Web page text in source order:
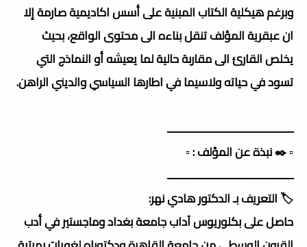
وبرغم هيكلية الكتاب المبنية على أسس اكاديمية صارمة إلا
ان عبقرية المؤلف تنقل بناءه الى محتوى الواقع، بحيث
يخلص القارئ الى مقاربة حالية لما يعيشه أو النماذج التي
تسود في حياته ولاسيما في اطارها السياسي والديني الراهن.
ــــــــــــــــــــــــــــــــــــــــــــــ
▫️ ✒️ نبذة عن المؤلف : ▫️
ــــــــــــــــــــــــــــــــــــــــــــــ
🏷️ التعريف بـ الدكتور هادي نهر:
حاصل على بكلوريوس آداب جامعة بغداد وماجستير في أدب